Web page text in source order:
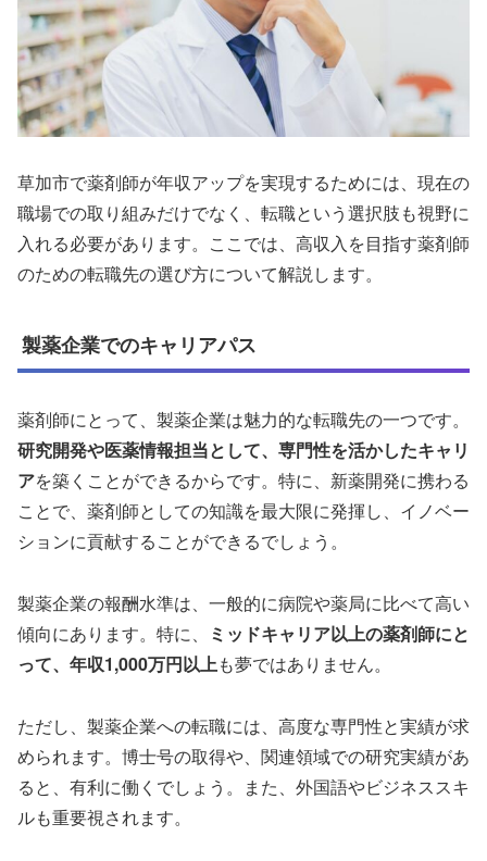
草加市で薬剤師が年収アップを実現するためには、現在の
職場での取り組みだけでなく、転職という選択肢も視野に
入れる必要があります。ここでは、高収入を目指す薬剤師
のための転職先の選び方について解説します。
製薬企業でのキャリアパス
薬剤師にとって、製薬企業は魅力的な転職先の一つです。
研究開発や医薬情報担当として、専門性を活かしたキャリ
アを築くことができるからです。特に、新薬開発に携わる
ことで、薬剤師としての知識を最大限に発揮し、イノベー
ションに貢献することができるでしょう。
製薬企業の報酬水準は、一般的に病院や薬局に比べて高い
傾向にあります。特に、
ミッドキャリア以上の薬剤師にと
って、年収1,000万円以上も夢ではありません。
ただし、製薬企業への転職には、高度な専門性と実績が求
められます。博士号の取得や、関連領域での研究実績があ
ると、有利に働くでしょう。また、外国語やビジネススキ
ルも重要視されます。